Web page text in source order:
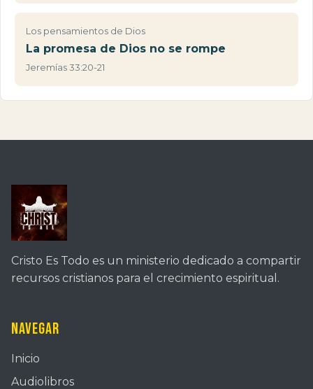
Los pensamientos de Dios
La promesa de Dios no se rompe
Jeremías 33:20-21
Cristo Es Todo es un ministerio dedicado a compartir
recursos cristianos para el crecimiento espiritual.
Navegar
Inicio
Audiolibros